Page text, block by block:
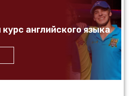
английского языка